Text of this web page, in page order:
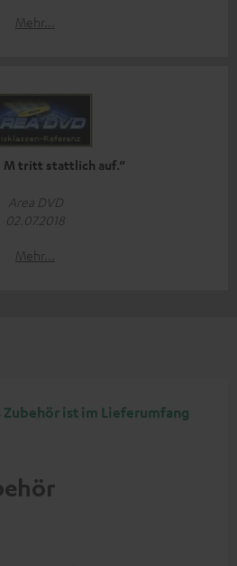
Mehr...
M tritt stattlich auf.“
Area DVD
02.07.2018
Mehr...
ist im Lieferumfang